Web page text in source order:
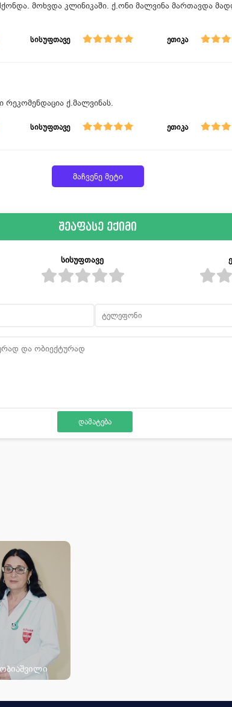
მოხვდა კლინიკაში. ქ.ონი მალვინა მართავდა
სისუფთავე ეთიკა
ქ.მალვინას.
სისუფთავე ეთიკა
მაჩვენე მეტი
შეაფასე ექიმი
სისუფთავე